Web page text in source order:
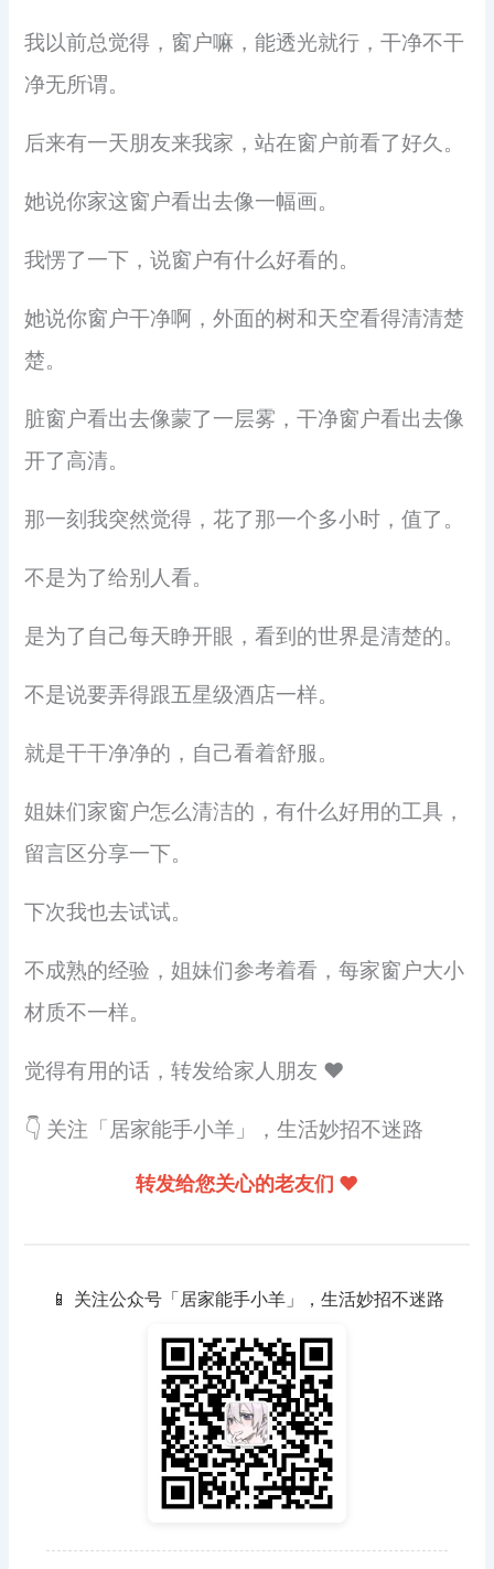
我以前总觉得，窗户嘛，能透光就行，干净不干
净无所谓。
后来有一天朋友来我家，站在窗户前看了好久。
她说你家这窗户看出去像一幅画。
我愣了一下，说窗户有什么好看的。
她说你窗户干净啊，外面的树和天空看得清清楚
楚。
脏窗户看出去像蒙了一层雾，干净窗户看出去像
开了高清。
那一刻我突然觉得，花了那一个多小时，值了。
不是为了给别人看。
是为了自己每天睁开眼，看到的世界是清楚的。
不是说要弄得跟五星级酒店一样。
就是干干净净的，自己看着舒服。
姐妹们家窗户怎么清洁的，有什么好用的工具，
留言区分享一下。
下次我也去试试。
不成熟的经验，姐妹们参考着看，每家窗户大小
材质不一样。
觉得有用的话，转发给家人朋友 ❤️
👇 关注「居家能手小羊」，生活妙招不迷路
转发给您关心的老友们 ❤️
📱 关注公众号「居家能手小羊」，生活妙招不迷路